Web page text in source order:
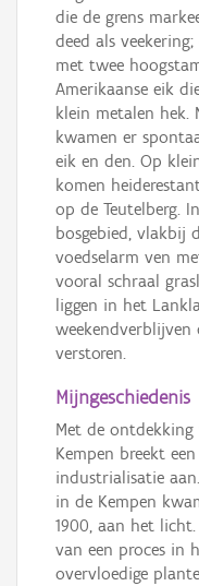
die de grens
deed als
met twee
Amerikaanse eik
klein metalen hek.
kwamen er
eik en den. Op
komen
op de Teutelberg.
bosgebied, vlakbij
voedselarm ven
vooral schraal
liggen in het
weekendverblijven
verstoren.
Mijngeschiedenis
Met de
Kempen breekt
industrialisatie
in de Kempen
1900, aan het
van een proces in
overvloedige